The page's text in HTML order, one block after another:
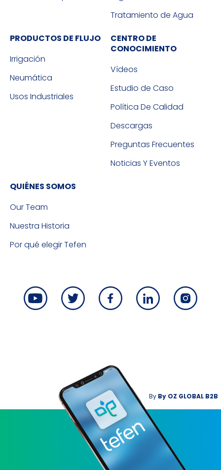
Tratamiento de Agua
PRODUCTOS DE FLUJO
Irrigación
Neumática
Usos Industriales
CENTRO DE
CONOCIMIENTO
Vídeos
Estudio de Caso
Política De Calidad
Descargas
Preguntas Frecuentes
Noticias Y Eventos
QUIÉNES SOMOS
Our Team
Nuestra Historia
Por qué elegir Tefen
By By OZ GLOBAL B2B